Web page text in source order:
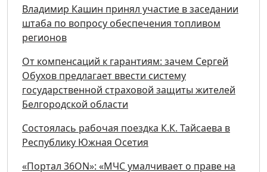
Владимир Кашин принял участие в заседании
штаба по вопросу обеспечения топливом
регионов
От компенсаций к гарантиям: зачем Сергей
Обухов предлагает ввести систему
государственной страховой защиты жителей
Белгородской области
Состоялась рабочая поездка К.К. Тайсаева в
Республику Южная Осетия
«Портал 36ON»: «МЧС умалчивает о праве на